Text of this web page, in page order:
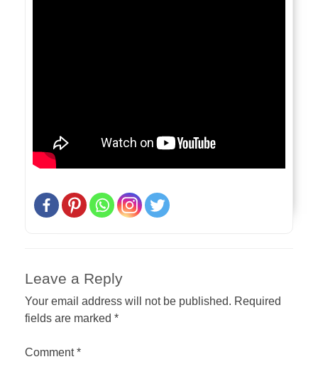
Leave a Reply
Your email address will not be published. Required
fields are marked *
Comment*